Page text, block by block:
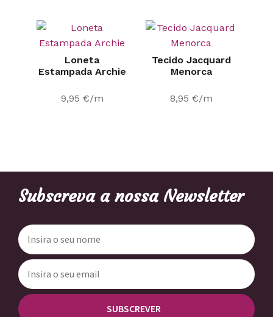
Loneta
Estampada Archie
9,95 €/m
Tecido Jacquard
Menorca
8,95 €/m
Subscreva a nossa Newsletter